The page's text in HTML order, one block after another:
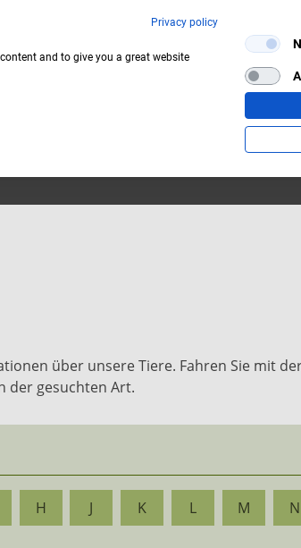
GRILLPLÄTZE
REGIONALES
GRILLPLÄTZE
REGIONALES
über unsere Tiere. Fahren Sie mit
der gesuchten Art.
H J K L M N
Privacy policy
and to give you a great website